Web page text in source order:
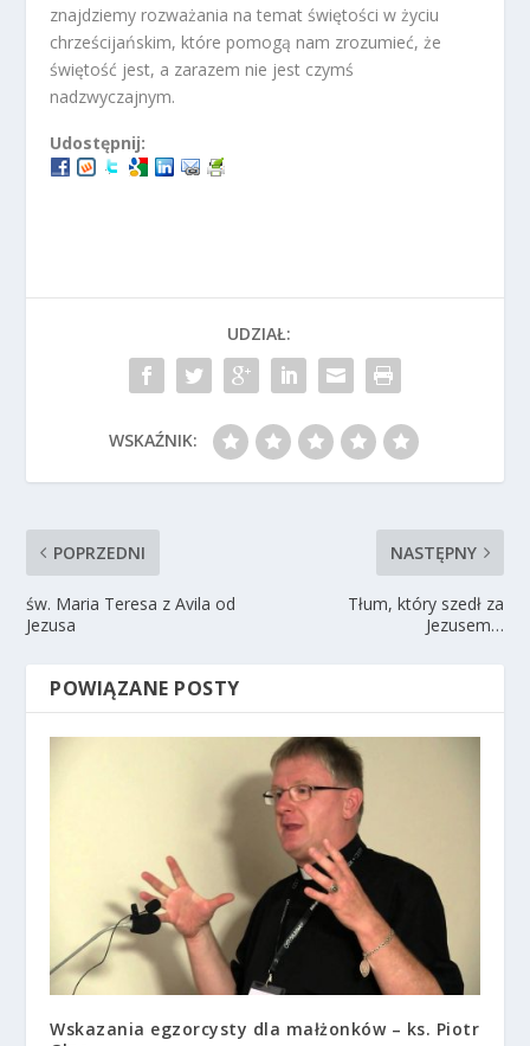
znajdziemy rozważania na temat świętości w życiu
chrześcijańskim, które pomogą nam zrozumieć, że
świętość jest, a zarazem nie jest czymś
nadzwyczajnym.
Udostępnij:
UDZIAŁ:
WSKAŹNIK:
POPRZEDNI
św. Maria Teresa z Avila od
Jezusa
NASTĘPNY
Tłum, który szedł za
Jezusem…
POWIĄZANE POSTY
Wskazania egzorcysty dla małżonków – ks. Piotr